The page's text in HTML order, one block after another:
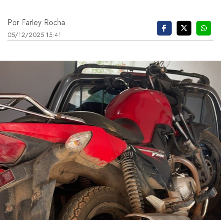
Por Farley Rocha
05/12/2025 15:41